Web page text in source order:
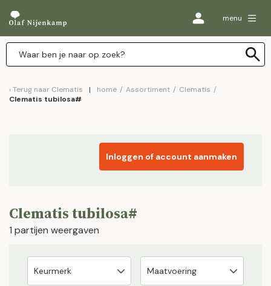
menu
Terug naar Clematis home / Assortiment / Clematis /
Clematis tubilosa#
Inloggen of account aanmaken
Clematis tubilosa#
1 partijen weergaven